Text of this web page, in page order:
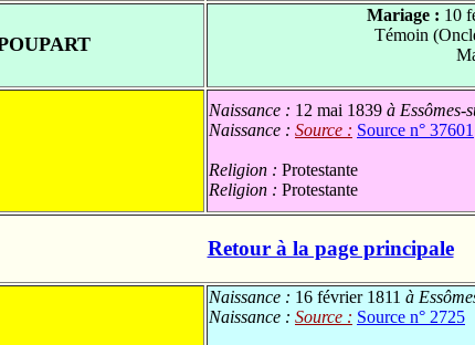
Mariage : 10
Témoin
Naissance : 12 mai 1839 à Essômes-
Naissance : Source : Source n° 37601
Religion : Protestante
Religion : Protestante
Retour à la page principale
Naissance : 16 février 1811 à
Naissance : Source : Source n° 2725